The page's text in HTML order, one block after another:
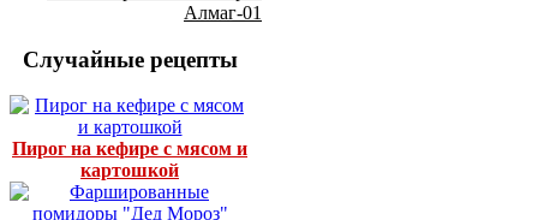
Алмаг-01
Случайные рецепты
Пирог на кефире с мясом и
картошкой